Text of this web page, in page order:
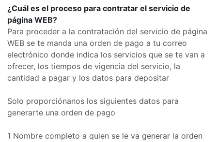
¿Cuál es el proceso para contratar el servicio de
página WEB?
Para proceder a la contratación del servicio de página
WEB se te manda una orden de pago a tu correo
electrónico donde indica los servicios que se te van a
ofrecer, los tiempos de vigencia del servicio, la
cantidad a pagar y los datos para depositar
Solo proporciónanos los siguientes datos para
generarte una orden de pago
1 Nombre completo a quien se le va generar la orden